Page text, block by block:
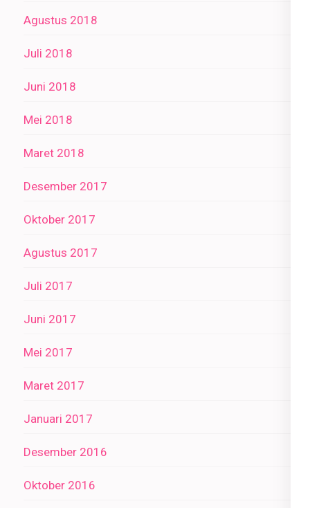
Agustus 2018
Juli 2018
Juni 2018
Mei 2018
Maret 2018
Desember 2017
Oktober 2017
Agustus 2017
Juli 2017
Juni 2017
Mei 2017
Maret 2017
Januari 2017
Desember 2016
Oktober 2016